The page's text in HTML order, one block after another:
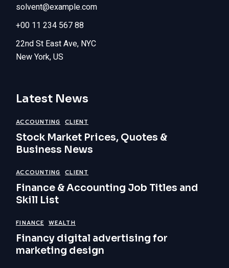
solvent@example.com
+00 11 234 567 88
22nd St East Ave, NYC
New York, US
Latest News
ACCOUNTING CLIENT
Stock Market Prices, Quotes &
Business News
ACCOUNTING CLIENT
Finance & Accounting Job Titles and
Skill List
FINANCE WEALTH
Financy digital advertising for
marketing design